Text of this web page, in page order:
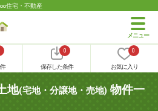
住宅・不動産
0
保存した条件
0
お気に入り
地(宅地・分譲地・売地) 物件一